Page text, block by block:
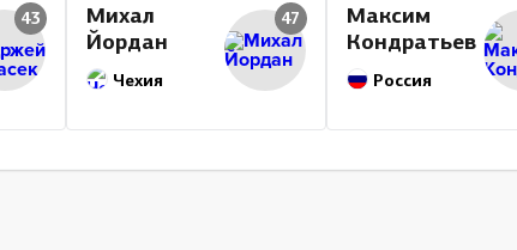
43
Михал
Йордан
Чехия
47
Максим
Кондратьев
Россия